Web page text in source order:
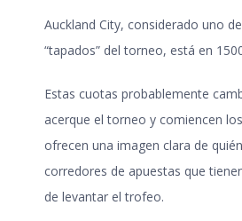
Auckland City, considerado uno
“tapados” del torneo, está en
Estas cuotas probablemente
acerque el torneo y comiencen
ofrecen una imagen clara de
corredores de apuestas que
de levantar el trofeo.